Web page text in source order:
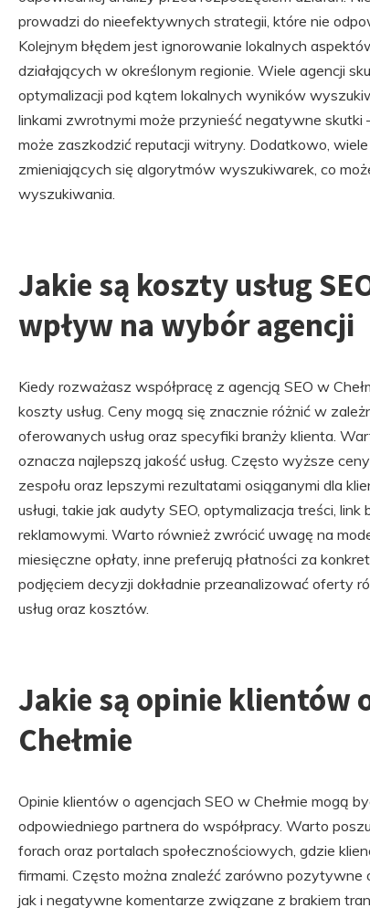
prowadzi do nieefektywnych strategii, które nie
Kolejnym błędem jest ignorowanie lokalnych
działających w określonym regionie. Wiele agencji
optymalizacji pod kątem lokalnych wyników
linkami zwrotnymi może przynieść negatywne skutki
może zaszkodzić reputacji witryny. Dodatkowo,
zmieniających się algorytmów wyszukiwarek, co
wyszukiwania.
Jakie są koszty usług
wpływ na wybór agencji
Kiedy rozważasz współpracę z agencją SEO w
koszty usług. Ceny mogą się znacznie różnić w
oferowanych usług oraz specyfiki branży klienta.
oznacza najlepszą jakość usług. Często wyższe
zespołu oraz lepszymi rezultatami osiąganymi dla
usługi, takie jak audyty SEO, optymalizacja treści,
reklamowymi. Warto również zwrócić uwagę na
miesięczne opłaty, inne preferują płatności za
podjęciem decyzji dokładnie przeanalizować oferty
usług oraz kosztów.
Jakie są opinie klientów
Chełmie
Opinie klientów o agencjach SEO w Chełmie mogą
odpowiedniego partnera do współpracy. Warto
forach oraz portalach społecznościowych, gdzie
firmami. Często można znaleźć zarówno pozytywne
jak i negatywne komentarze związane z brakiem